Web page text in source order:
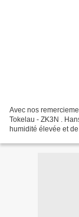
Avec nos
Tokelau - ZK3N .
humidité élevée et